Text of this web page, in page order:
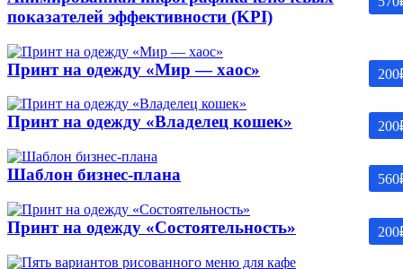
показателей эффективности (KPI)
200
Принт на одежду «Мир — хаос»
200
Принт на одежду «Владелец кошек»
560
Шаблон бизнес-плана
200
Принт на одежду «Состоятельность»